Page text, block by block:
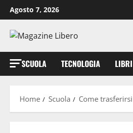
al
contenuto
Agosto 7, 2026
SCUOLA TECNOLOGIA LIBRI
Home Scuola Come